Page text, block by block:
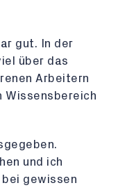
gut. In der
über das
Arbeitern
Wissensbereich
und ich
gewissen